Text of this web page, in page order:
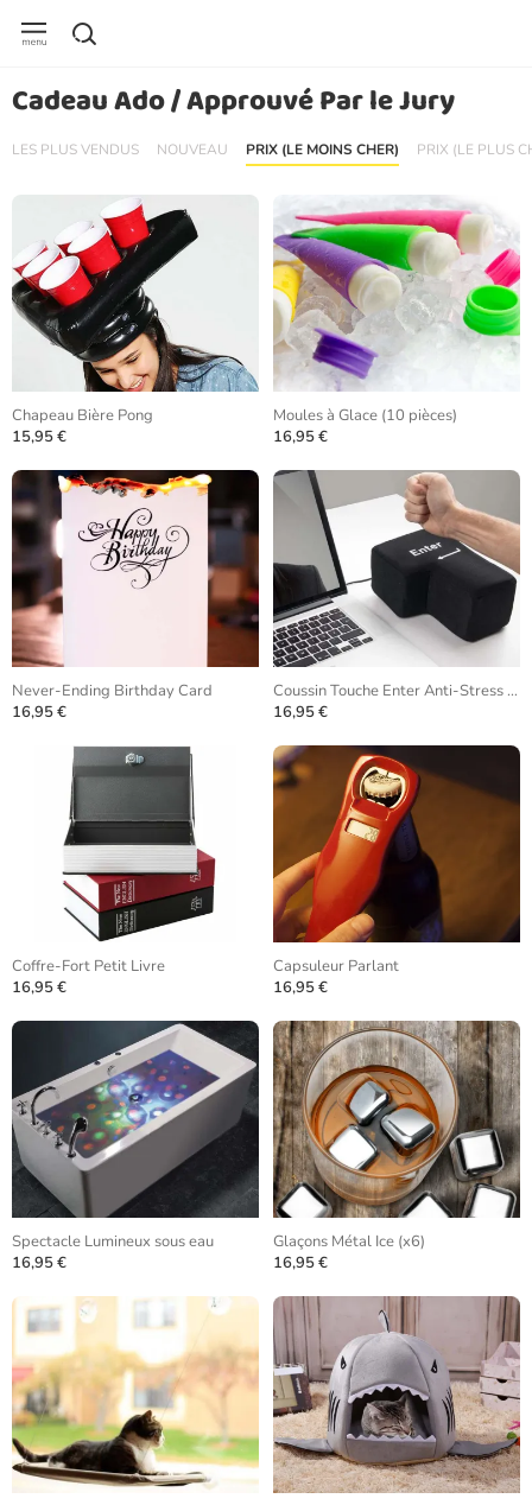
Cadeau Ado / Approuvé Par le Jury
LES PLUS VENDUS NOUVEAU PRIX (LE MOINS CHER) PRIX (LE PLUS
Chapeau Bière Pong
15,95 €
Moules à Glace (10 pièces)
16,95 €
Never-Ending Birthday Card
16,95 €
Coussin Touche Enter Anti-Stress USB
16,95 €
Coffre-Fort Petit Livre
16,95 €
Capsuleur Parlant
16,95 €
Spectacle Lumineux sous eau
16,95 €
Glaçons Métal Ice (x6)
16,95 €